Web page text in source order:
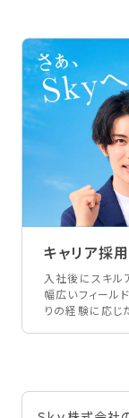
キャリア採
入社後にスキル
幅広いフィール
りの経験に応じ